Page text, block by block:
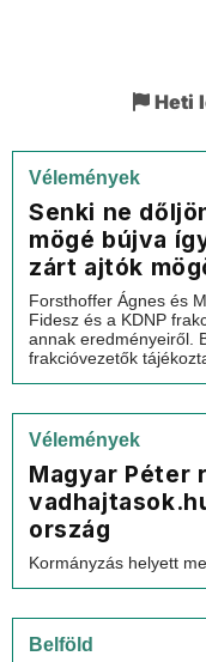
Heti
Vélemények
Senki ne
mögé bújva
zárt ajtók
Forsthoffer Ágnes és
Fidesz és a KDNP
annak eredményeiről.
frakcióvezetők
Vélemények
Magyar Péter
ország
Kormányzás helyett
Belföld